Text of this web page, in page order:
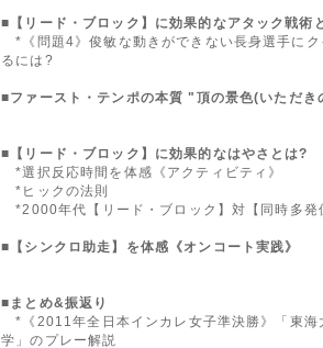
■【リード・ブロック】に効果的なアタック戦術
*《問題4》俊敏な動きができない長身選手にク
るには?
■ファースト・テンポの本質 "頂の景色(いただき
■【リード・ブロック】に効果的なはやさとは?
*選択反応時間を体感《アクティビティ》
*ヒックの法則
*2000年代【リード・ブロック】対【同時多発
■【シンクロ助走】を体感《オンコート実践》
■まとめ&振返り
*《2011年全日本インカレ女子準決勝》「東海
学」のプレー解説